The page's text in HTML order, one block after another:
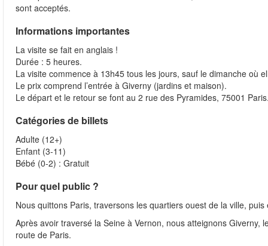
sont acceptés.
Informations importantes
La visite se fait en anglais !
Durée : 5 heures.
La visite commence à 13h45 tous les jours, sauf le dimanche où
Le prix comprend l’entrée à Giverny (jardins et maison).
Le départ et le retour se font au 2 rue des Pyramides, 75001
Catégories de billets
Adulte (12+)
Enfant (3-11)
Bébé (0-2) : Gratuit
Pour quel public ?
Nous quittons Paris, traversons les quartiers ouest de la ville,
Après avoir traversé la Seine à Vernon, nous atteignons
route de Paris.